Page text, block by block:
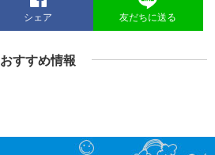
シェア 友だちに送る
おすすめ情報